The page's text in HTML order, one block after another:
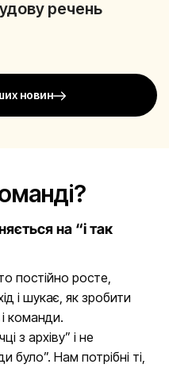
речень
новин
на “і так
постійно росте,
і шукає, як зробити
команди.
з архіву” і не
Нам потрібні ті,